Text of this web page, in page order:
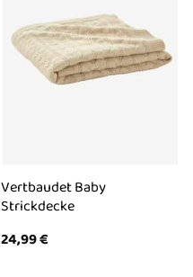
Vertbaudet Baby
Strickdecke
24,99€